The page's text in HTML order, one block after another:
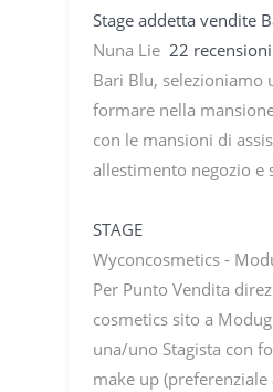
Stage addetta vendite
Nuna Lie 22 recensioni
Bari Blu, selezioniamo
formare nella
con le mansioni di
allestimento negozio e
STAGE
Wyconcosmetics -
Per Punto Vendita
cosmetics sito a
una/uno Stagista con
make up